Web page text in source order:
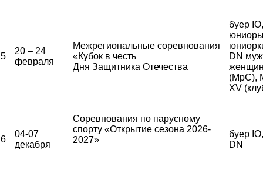
5
20 – 24
февраля
Межрегиональные соревнования
«Кубок в честь
Дня Защитника Отечества
буер
DN
(МрС),
XV
6
04-07
декабря
Соревнования по парусному
спорту «Открытие сезона 2026-
2027»
буер
DN